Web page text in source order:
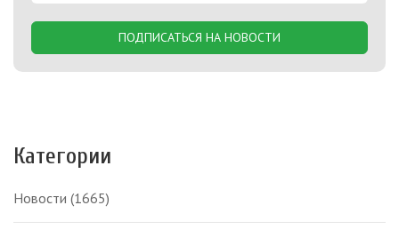
ПОДПИСАТЬСЯ НА НОВОСТИ
Категории
Новости (1665)